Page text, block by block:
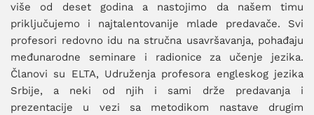
više od deset godina a nastojimo da našem timu
priključujemo i najtalentovanije mlade predavače. Svi
profesori redovno idu na stručna usavršavanja, pohađaju
međunarodne seminare i radionice za učenje jezika.
Članovi su ELTA, Udruženja profesora engleskog jezika
Srbije, a neki od njih i sami drže predavanja i
prezentacije u vezi sa metodikom nastave drugim